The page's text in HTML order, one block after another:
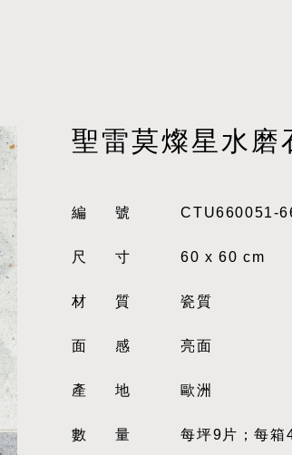
聖雷莫燦星水
編號 CTU660051-
尺寸 60 x 60 cm
材質 瓷質
面感 亮面
產地 歐洲
數量 每坪9片；每箱